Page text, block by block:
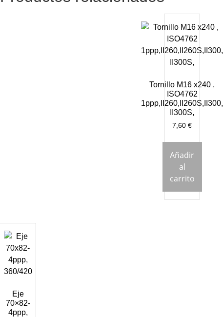
Tornillo M16 x240 ,
ISO4762
1ppp,II260,II260S,II300,
II300S,
7,60€
Añadir
al
carrito
Eje
70×82-
4ppp,